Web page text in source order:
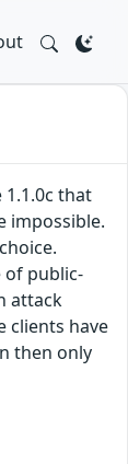
that
impossible.
of public-
attack
clients have
then only